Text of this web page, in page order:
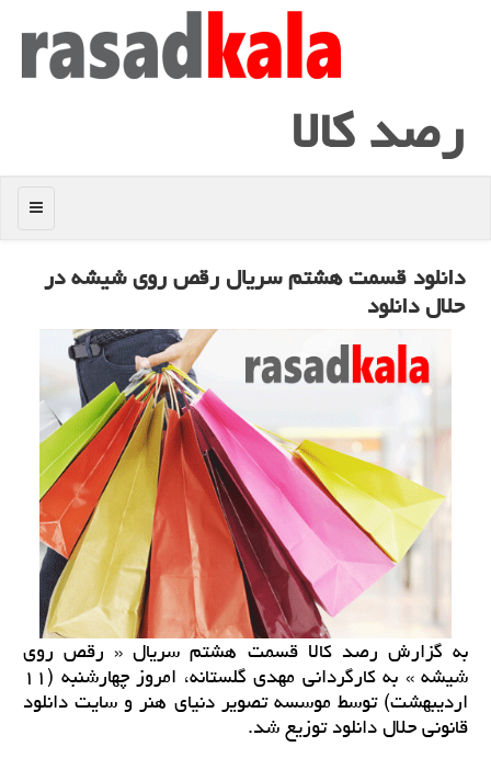
رصد كالا
منو
دانلود قسمت هشتم سریال رقص روی شیشه در
حلال دانلود
به گزارش رصد كالا قسمت هشتم سریال « رقص روی
شیشه » به كارگردانی مهدی گلستانه، امروز چهارشنبه (۱۱
اردیبهشت) توسط موسسه تصویر دنیای هنر و سایت دانلود
قانونی حلال دانلود توزیع شد.